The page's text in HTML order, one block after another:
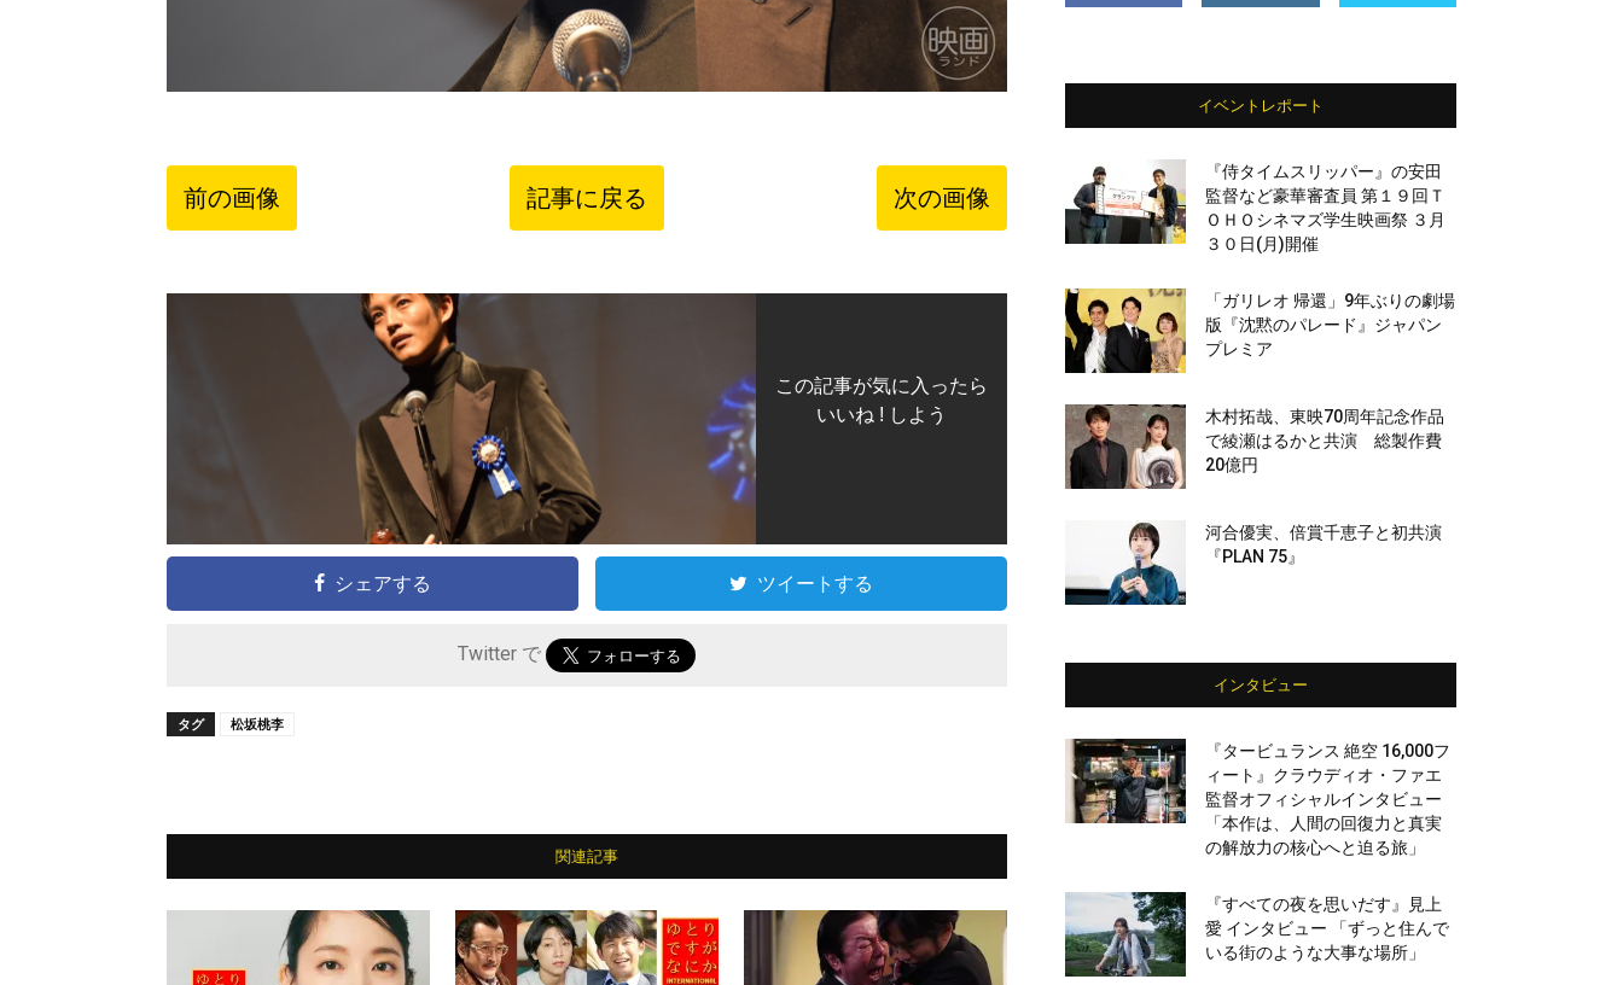
前の画像 記事に戻る 次の画像
この記事が気に入ったら
いいね ! しよう
シェアする ツイートする
Twitter で
タグ 松坂桃李
関連記事
イベントレポート
『侍タイムスリッパー』の安田
監督など豪華審査員 第１９回Ｔ
ＯＨＯシネマズ学生映画祭 ３月
３０日(月)開催
「ガリレオ 帰還」9年ぶりの劇場
版『沈黙のパレード』ジャパン
プレミア
木村拓哉、東映70周年記念作品
で綾瀬はるかと共演 総製作費
20億円
河合優実、倍賞千恵子と初共演
『PLAN 75』
インタビュー
『タービュランス 絶空 16,000フ
ィート』クラウディオ・ファエ
監督オフィシャルインタビュー
「本作は、人間の回復力と真実
の解放力の核心へと迫る旅」
『すべての夜を思いだす』見上
愛 インタビュー 「ずっと住んで
いる街のような大事な場所」